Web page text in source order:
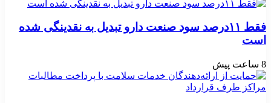
فقط ۱۱‌درصد سود صنعت دارو تبدیل به نقدینگی شده
است
8 ساعت پیش